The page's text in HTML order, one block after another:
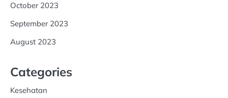
October 2023
September 2023
August 2023
Categories
Kesehatan